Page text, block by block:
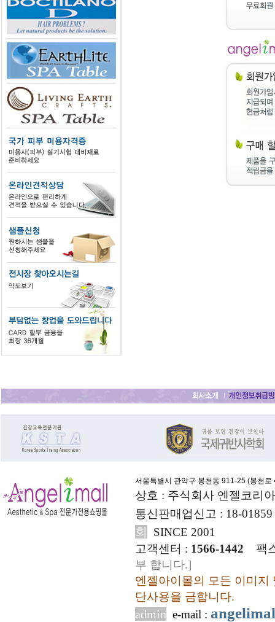
서울특별시 관악구 봉천동 911-25 (봉천로
상호 : 주식회사 엔젤코리
통신판매업신고 : 18-
회
SINCE 2001
고객센터 : 1566-1442
팩
부 합니다.]
엔젤아이몰의 모든 이미지
단사용을 금합니다.
admin e-mail :